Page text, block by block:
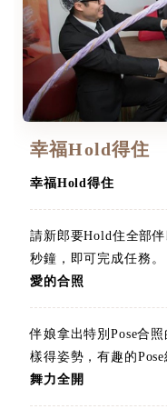
幸福Hold得住
幸福Hold得住
請新郎要Hold住全部
秒鐘，即可完成任務。
愛的合照
伴娘拿出特別Pose合
樣得姿勢，有趣的
舞力全開